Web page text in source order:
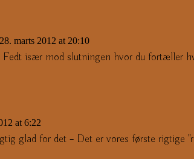
28. marts 2012 at 20:10
især mod slutningen hvor du fortæller
at 6:22
glad for det – Det er vores første rigtige